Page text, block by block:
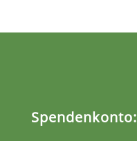
Spendenkonto: